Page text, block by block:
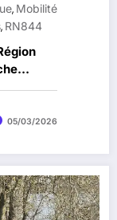
, Mobilité
, RN844
05/03/2026